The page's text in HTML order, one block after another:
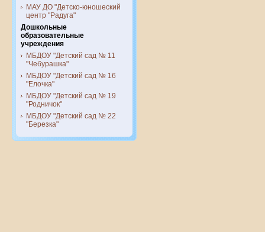
МАУ ДО "Детско-юношеский
центр "Радуга"
Дошкольные
образовательные
учреждения
МБДОУ "Детский сад № 11
"Чебурашка"
МБДОУ "Детский сад № 16
"Елочка"
МБДОУ "Детский сад № 19
"Родничок"
МБДОУ "Детский сад № 22
"Березка"